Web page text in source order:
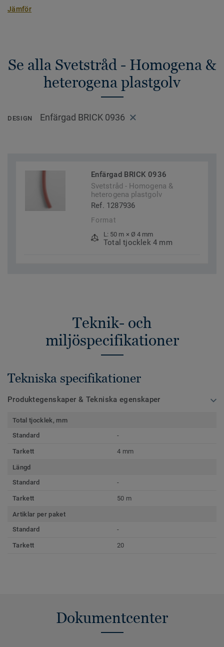
Jämför
Se alla Svetstråd - Homogena &
heterogena plastgolv
DESIGN Enfärgad BRICK 0936
Enfärgad BRICK 0936
Svetstråd - Homogena &
heterogena plastgolv
Ref. 1287936
Format
L: 50 m × Ø 4 mm
Total tjocklek 4 mm
Teknik- och
miljöspecifikationer
Tekniska specifikationer
Produktegenskaper & Tekniska egenskaper
Total tjocklek, mm
Standard
-
Tarkett 4 mm
Längd
Standard
-
Tarkett 50 m
Artiklar per paket
Standard
-
Tarkett 20
Dokumentcenter